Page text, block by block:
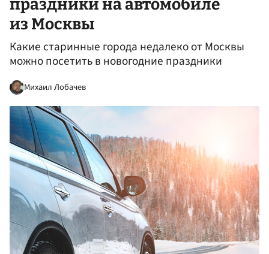
праздники на автомобиле
из Москвы
Какие старинные города недалеко от Москвы
можно посетить в новогодние праздники
Михаил Лобачев